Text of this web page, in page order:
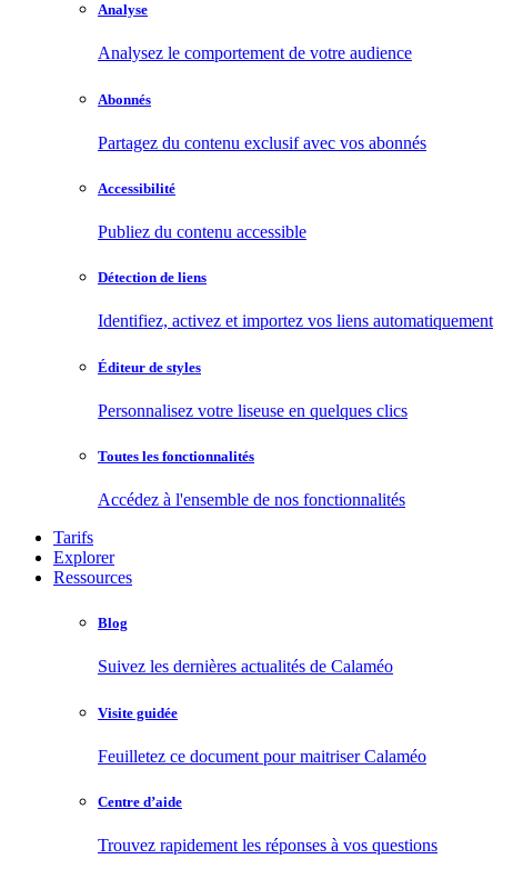
Analyse
Analysez le comportement de votre audience
Abonnés
Partagez du contenu exclusif avec vos abonnés
Accessibilité
Publiez du contenu accessible
Détection de liens
Identifiez, activez et importez vos liens automatiquement
Éditeur de styles
Personnalisez votre liseuse en quelques clics
Toutes les fonctionnalités
Accédez à l'ensemble de nos fonctionnalités
Tarifs
Explorer
Ressources
Blog
Suivez les dernières actualités de Calaméo
Visite guidée
Feuilletez ce document pour maitriser Calaméo
Centre d’aide
Trouvez rapidement les réponses à vos questions